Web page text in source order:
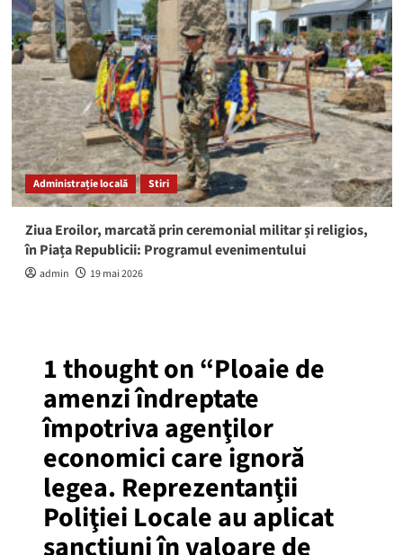
Administrație locală Stiri
Ziua Eroilor, marcată prin ceremonial militar și religios,
în Piața Republicii: Programul evenimentului
admin 19 mai 2026
1 thought on “Ploaie de
amenzi îndreptate
împotriva agenţilor
economici care ignoră
legea. Reprezentanţii
Poliţiei Locale au aplicat